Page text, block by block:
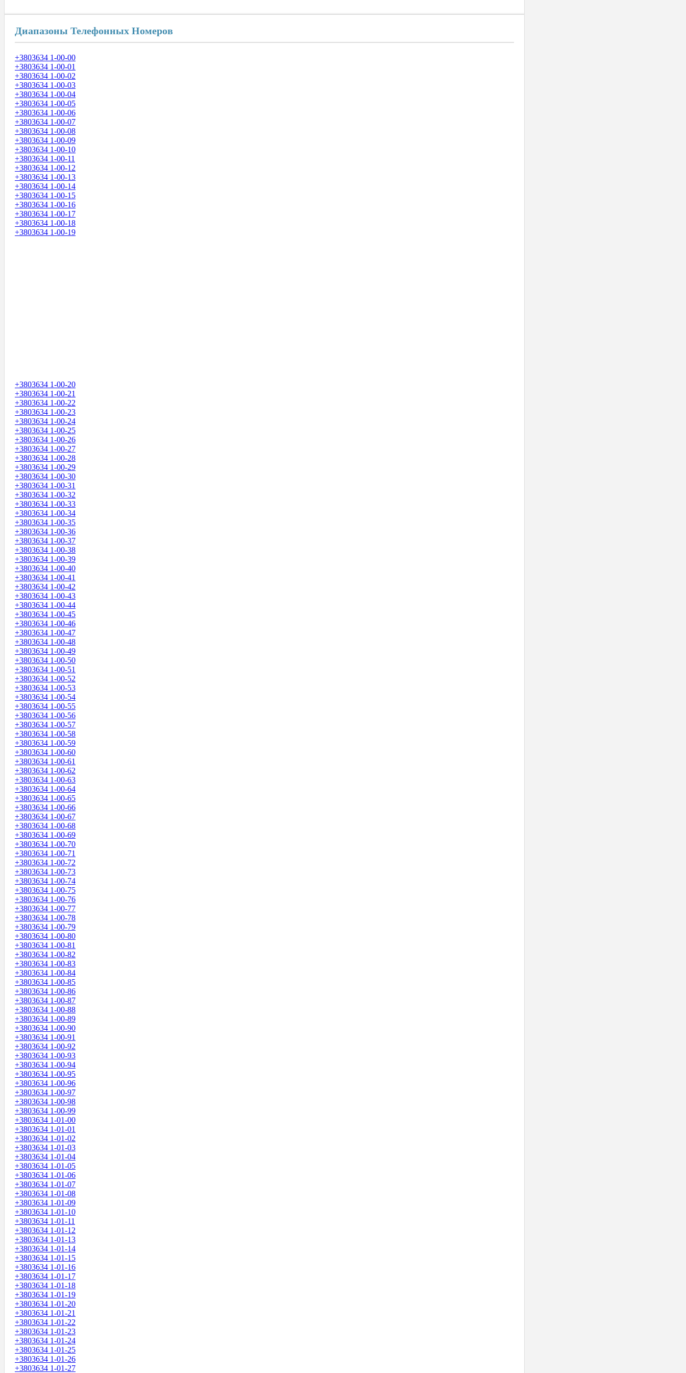
Диапазоны Телефонных Номеров
+3803634 1-00-00
+3803634 1-00-01
+3803634 1-00-02
+3803634 1-00-03
+3803634 1-00-04
+3803634 1-00-05
+3803634 1-00-06
+3803634 1-00-07
+3803634 1-00-08
+3803634 1-00-09
+3803634 1-00-10
+3803634 1-00-11
+3803634 1-00-12
+3803634 1-00-13
+3803634 1-00-14
+3803634 1-00-15
+3803634 1-00-16
+3803634 1-00-17
+3803634 1-00-18
+3803634 1-00-19
+3803634 1-00-20
+3803634 1-00-21
+3803634 1-00-22
+3803634 1-00-23
+3803634 1-00-24
+3803634 1-00-25
+3803634 1-00-26
+3803634 1-00-27
+3803634 1-00-28
+3803634 1-00-29
+3803634 1-00-30
+3803634 1-00-31
+3803634 1-00-32
+3803634 1-00-33
+3803634 1-00-34
+3803634 1-00-35
+3803634 1-00-36
+3803634 1-00-37
+3803634 1-00-38
+3803634 1-00-39
+3803634 1-00-40
+3803634 1-00-41
+3803634 1-00-42
+3803634 1-00-43
+3803634 1-00-44
+3803634 1-00-45
+3803634 1-00-46
+3803634 1-00-47
+3803634 1-00-48
+3803634 1-00-49
+3803634 1-00-50
+3803634 1-00-51
+3803634 1-00-52
+3803634 1-00-53
+3803634 1-00-54
+3803634 1-00-55
+3803634 1-00-56
+3803634 1-00-57
+3803634 1-00-58
+3803634 1-00-59
+3803634 1-00-60
+3803634 1-00-61
+3803634 1-00-62
+3803634 1-00-63
+3803634 1-00-64
+3803634 1-00-65
+3803634 1-00-66
+3803634 1-00-67
+3803634 1-00-68
+3803634 1-00-69
+3803634 1-00-70
+3803634 1-00-71
+3803634 1-00-72
+3803634 1-00-73
+3803634 1-00-74
+3803634 1-00-75
+3803634 1-00-76
+3803634 1-00-77
+3803634 1-00-78
+3803634 1-00-79
+3803634 1-00-80
+3803634 1-00-81
+3803634 1-00-82
+3803634 1-00-83
+3803634 1-00-84
+3803634 1-00-85
+3803634 1-00-86
+3803634 1-00-87
+3803634 1-00-88
+3803634 1-00-89
+3803634 1-00-90
+3803634 1-00-91
+3803634 1-00-92
+3803634 1-00-93
+3803634 1-00-94
+3803634 1-00-95
+3803634 1-00-96
+3803634 1-00-97
+3803634 1-00-98
+3803634 1-00-99
+3803634 1-01-00
+3803634 1-01-01
+3803634 1-01-02
+3803634 1-01-03
+3803634 1-01-04
+3803634 1-01-05
+3803634 1-01-06
+3803634 1-01-07
+3803634 1-01-08
+3803634 1-01-09
+3803634 1-01-10
+3803634 1-01-11
+3803634 1-01-12
+3803634 1-01-13
+3803634 1-01-14
+3803634 1-01-15
+3803634 1-01-16
+3803634 1-01-17
+3803634 1-01-18
+3803634 1-01-19
+3803634 1-01-20
+3803634 1-01-21
+3803634 1-01-22
+3803634 1-01-23
+3803634 1-01-24
+3803634 1-01-25
+3803634 1-01-26
+3803634 1-01-27